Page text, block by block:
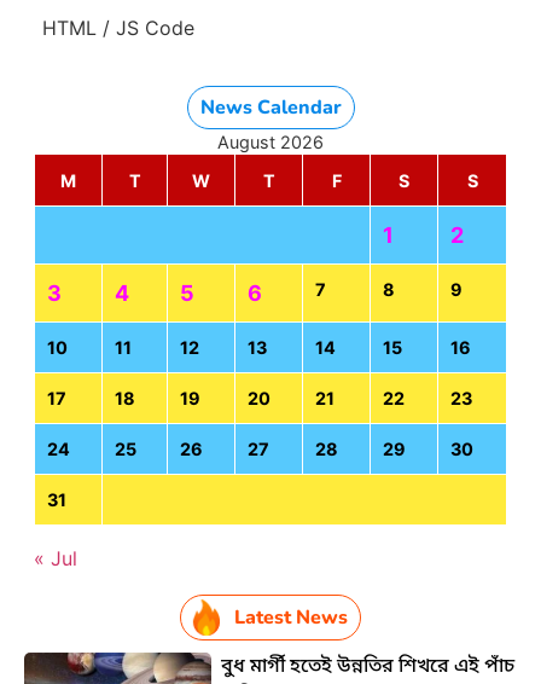
HTML / JS Code
News Calendar
August 2026
M
T W T F S S
1 2
3 4 5 6 7 8 9
10 11 12 13 14 15 16
17 18 19 20 21 22 23
24 25 26 27 28 29 30
31
« Jul
Latest News
বুধ মার্গী হতেই উন্নতির শিখরে এই পাঁচ